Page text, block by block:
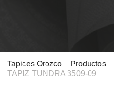
Tapices Orozco Productos>
TAPIZ TUNDRA 3509-09